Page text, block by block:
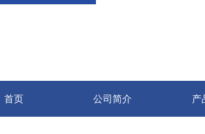
首页 公司简介 产